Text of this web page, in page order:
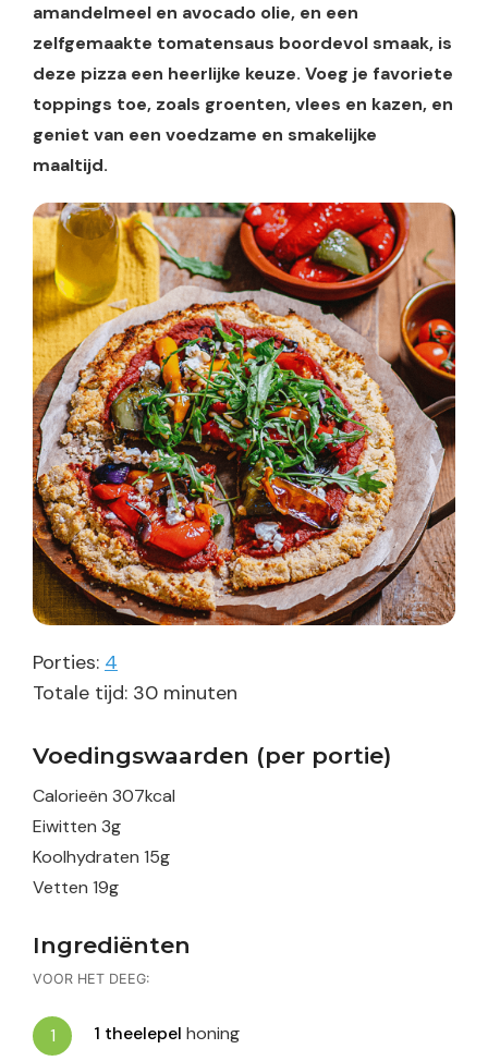
amandelmeel en avocado olie, en een
zelfgemaakte tomatensaus boordevol smaak, is
deze pizza een heerlijke keuze. Voeg je favoriete
toppings toe, zoals groenten, vlees en kazen, en
geniet van een voedzame en smakelijke
maaltijd.
Porties: 4
Totale tijd: 30minuten
minuten
Voedingswaarden (per portie)
Calorieën 307kcal
Eiwitten 3g
Koolhydraten 15g
Vetten 19g
Ingrediënten
VOOR HET DEEG:
1 theelepel honing